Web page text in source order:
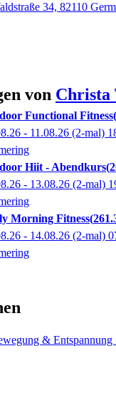
34, 82110
von Christa
Functional Fitness
- 11.08.26 (2-mal)
Hiit - Abendkurs
- 13.08.26 (2-mal)
Morning Fitness
- 14.08.26 (2-mal)
& Entspannung